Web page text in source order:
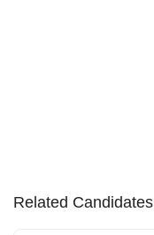
Related Candidates